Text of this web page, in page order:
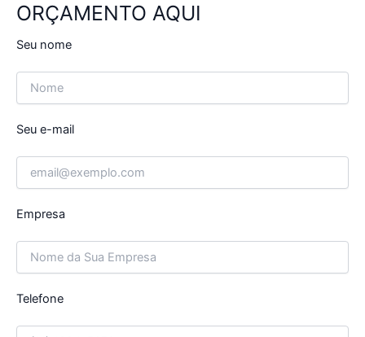
ORÇAMENTO AQUI
Seu nome
Seu e-mail
Empresa
Telefone